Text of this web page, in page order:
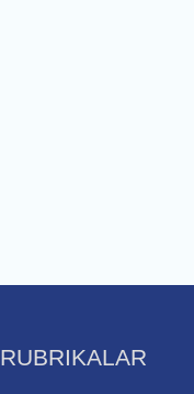
RUBRIKALAR